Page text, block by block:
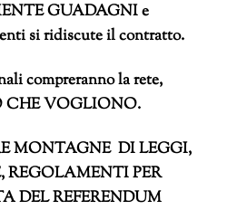
GUADAGNI e
si ridiscute il contratto.
compreranno la rete,
CHE VOGLIONO.
MONTAGNE DI LEGGI,
PER
DEL REFERENDUM